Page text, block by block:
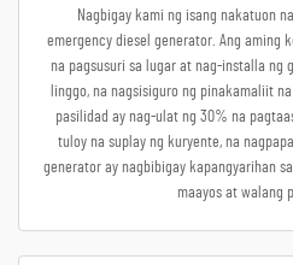
Nagbigay kami ng isang nakatuon
emergency diesel generator. Ang aming
na pagsusuri sa lugar at nag-installa ng
linggo, na nagsisiguro ng pinakamaliit
pasilidad ay nag-ulat ng 30% na
tuloy na suplay ng kuryente, na
generator ay nagbibigay kapangyarihan
maayos at walang